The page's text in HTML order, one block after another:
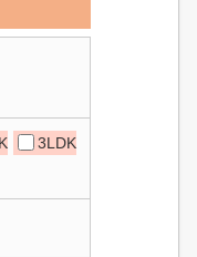
3LDK